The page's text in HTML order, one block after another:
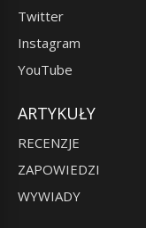
Twitter
Instagram
YouTube
ARTYKUŁY
RECENZJE
ZAPOWIEDZI
WYWIADY